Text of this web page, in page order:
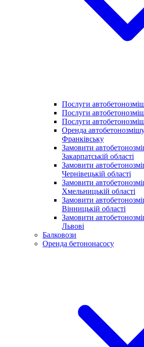
Послуги
Послуги
Послуги
Оренда
Франківську
Замовити
Закарпатській області
Замовити
Чернівецькій області
Замовити
Хмельницькій області
Замовити
Вінницькій області
Замовити
Львові
Балковози
Оренда бетононасосу